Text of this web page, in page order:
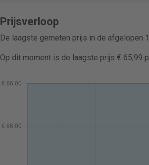
Prijsverloop
De laagste gemeten prijs in de afgelopen
Op dit moment is de laagste prijs € 65,99